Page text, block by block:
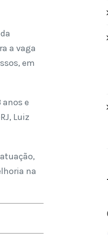
a vaga
em
anos e
Luiz
na